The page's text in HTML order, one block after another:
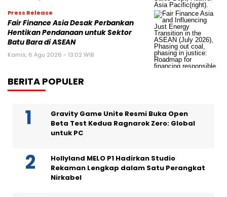
Press Release
Fair Finance Asia Desak Perbankan
Hentikan Pendanaan untuk Sektor
Batu Bara di ASEAN
Kamis, 6 Agu 2026 - 13:02 WIB
BERITA POPULER
Gravity Game Unite Resmi Buka Open
Beta Test Kedua Ragnarok Zero: Global
untuk PC
Hollyland MELO P1 Hadirkan Studio
Rekaman Lengkap dalam Satu Perangkat
Nirkabel